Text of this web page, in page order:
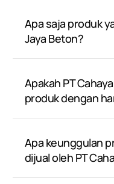
Apa saja produk
Jaya Beton?
Apakah PT
produk dengan
Apa keunggulan
dijual oleh PT